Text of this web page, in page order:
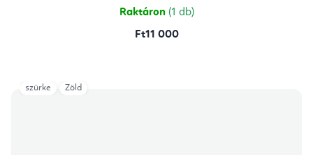
csillag.
Raktáron (1 db)
Ft11 000
szürke Zöld